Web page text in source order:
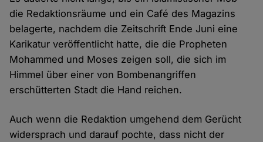
die Redaktionsräume und ein Café des Magazins
belagerte, nachdem die Zeitschrift Ende Juni eine
Karikatur veröffentlicht hatte, die die Propheten
Mohammed und Moses zeigen soll, die sich im
Himmel über einer von Bombenangriffen
erschütterten Stadt die Hand reichen.
Auch wenn die Redaktion umgehend dem Gerücht
widersprach und darauf pochte, dass nicht der